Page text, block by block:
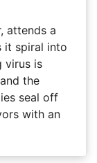
attends a
it spiral into
virus is
the
seal off
with an